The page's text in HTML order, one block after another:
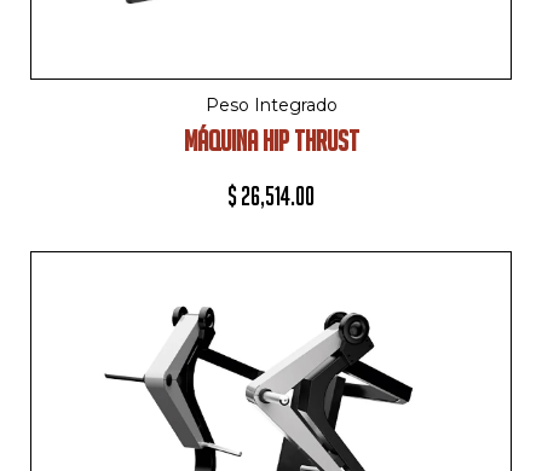
Peso Integrado
MÁQUINA HIP THRUST
$26,514.00